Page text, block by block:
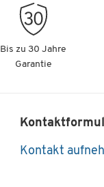
Bis zu 30 Jahre
Garantie
Kontakt